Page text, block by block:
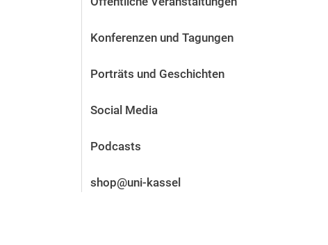
Stellenangebote
Alum­ni und Freunde
Kontakt und Standorte
Konferenzen und Tagungen
Porträts und Geschichten
Social Media
Podcasts
shop@uni-kassel